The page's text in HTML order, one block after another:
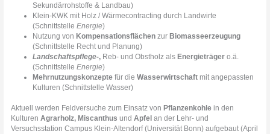
Sekundärrohstoffe & Landbau)
Klein-KWK mit Holz / Wärmecontracting durch Landwirte
(Schnittstelle Energie)
Nutzung von Kompensationsflächen zurBiomasseerzeugung
(Schnittstelle Recht und Planung)
Landschaftspflege-,Reb- und Obstholz als Energieträgero.ä.
(Schnittstelle Energie)
Mehrnutzungskonzeptefür die Wasserwirtschaftmit angepassten
Kulturen (Schnittstelle Wasser)
Aktuell werden Feldversuche zum Einsatz von Pflanzenkohle in den
KulturenAgrarholz, Miscanthus undApfel an der Lehr- und
Versuchsstation Campus Klein-Altendorf (Universität Bonn) aufgebaut (April